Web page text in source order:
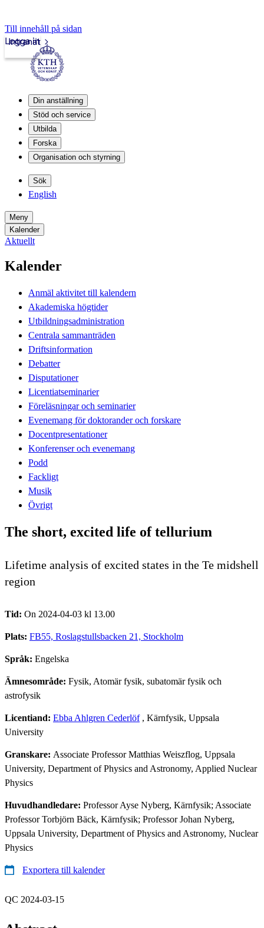
Till innehåll på sidan
Intranät
Logga in
Din anställning
Stöd och service
Utbilda
Forska
Organisation och styrning
Sök
English
Meny
Kalender
Aktuellt
Kalender
Anmäl aktivitet till kalendern
Akademiska högtider
Utbildningsadministration
Centrala sammanträden
Driftsinformation
Debatter
Disputationer
Licentiatseminarier
Föreläsningar och seminarier
Evenemang för doktorander och forskare
Docentpresentationer
Konferenser och evenemang
Podd
Fackligt
Musik
Övrigt
The short, excited life of tellurium
Lifetime analysis of excited states in the Te midshell
region
Tid: On 2024-04-03 kl 13.00
Plats: FB55, Roslagstullsbacken 21, Stockholm
Språk: Engelska
Ämnesområde: Fysik, Atomär fysik, subatomär fysik och
astrofysik
Licentiand: Ebba Ahlgren Cederlöf, Kärnfysik, Uppsala
University
Granskare: Associate Professor Matthias Weiszflog, Uppsala
University, Department of Physics and Astronomy, Applied Nuclear
Physics
Huvudhandledare: Professor Ayse Nyberg, Kärnfysik; Associate
Professor Torbjörn Bäck, Kärnfysik; Professor Johan Nyberg,
Uppsala University, Department of Physics and Astronomy, Nuclear
Physics
Exportera till kalender
QC 2024-03-15